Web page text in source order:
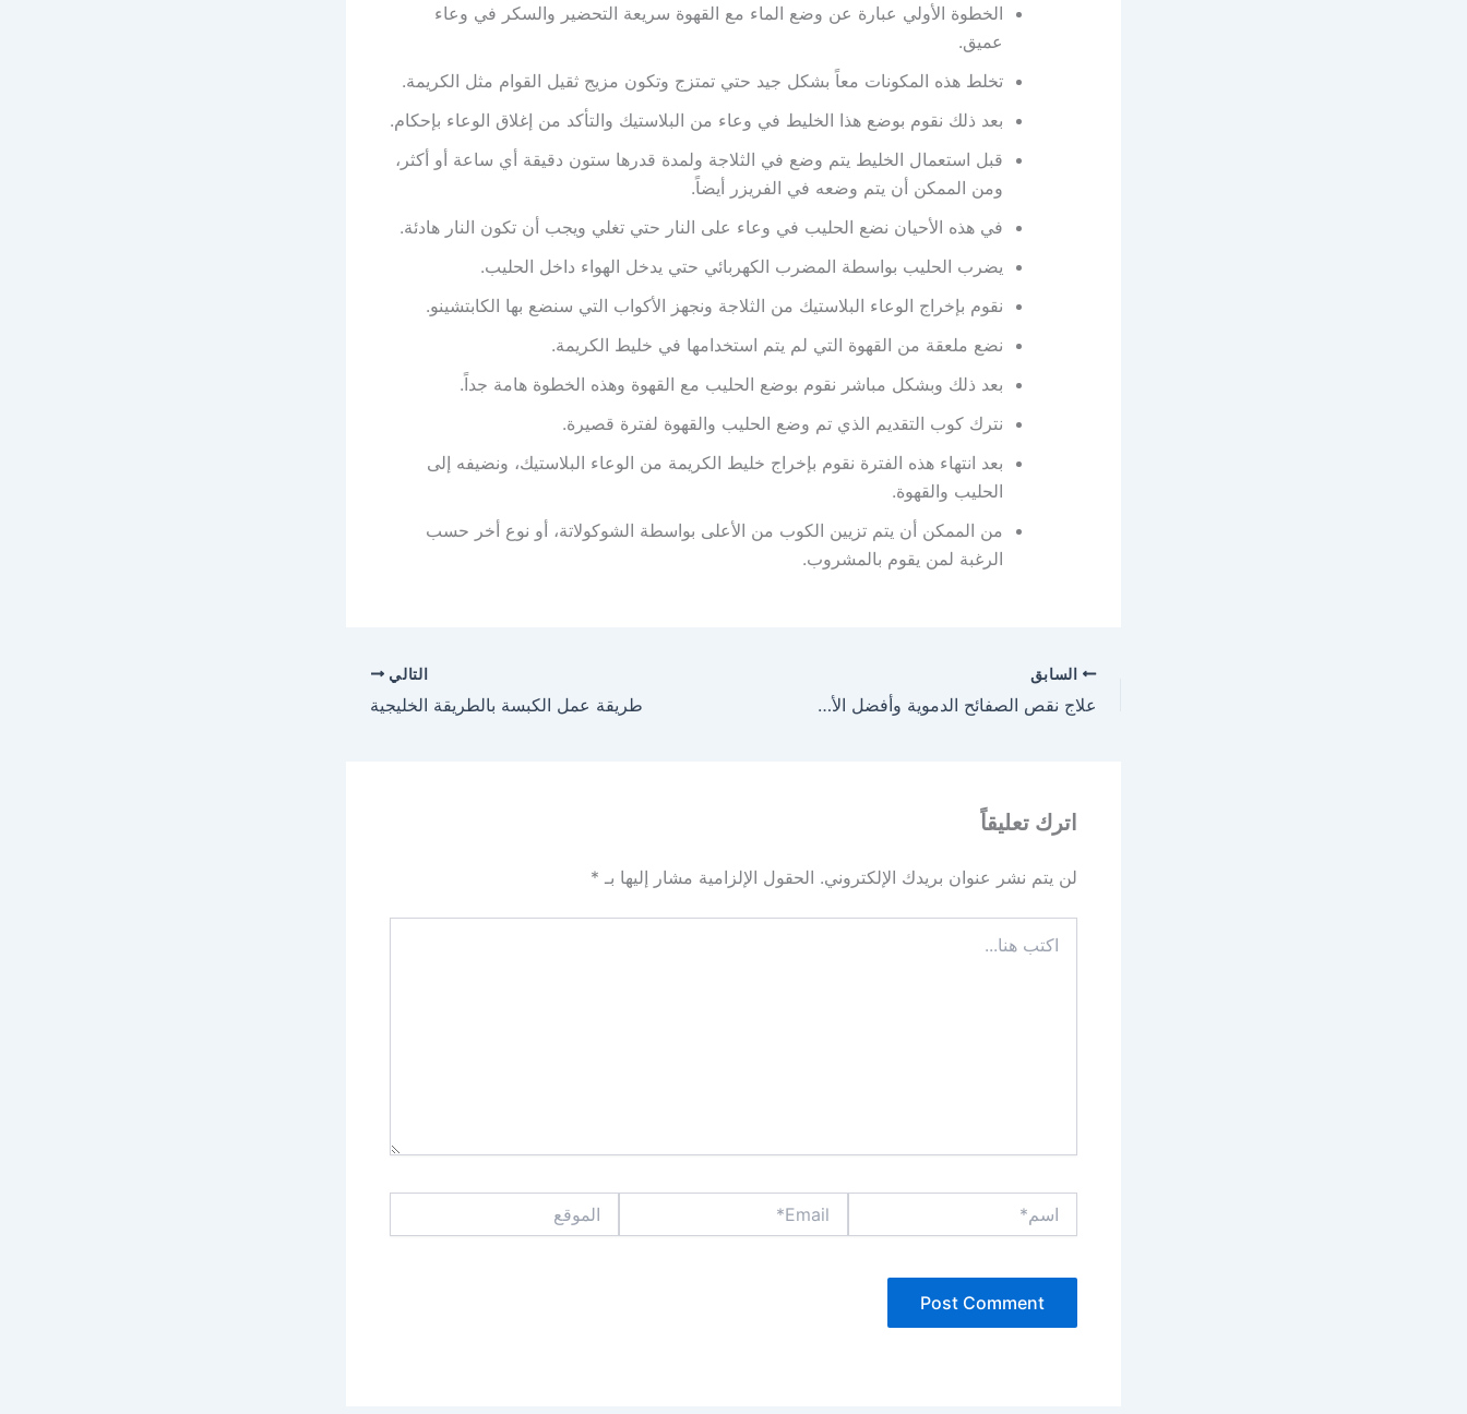
الخطوة الأولي عبارة عن وضع الماء مع القهوة سريعة التحضير والسكر في وعاء
عميق.
تخلط هذه المكونات معاً بشكل جيد حتي تمتزج وتكون مزيج ثقيل القوام مثل الكريمة.
بعد ذلك نقوم بوضع هذا الخليط في وعاء من البلاستيك والتأكد من إغلاق الوعاء بإحكام.
قبل استعمال الخليط يتم وضع في الثلاجة ولمدة قدرها ستون دقيقة أي ساعة أو أكثر،
ومن الممكن أن يتم وضعه في الفريزر أيضاً.
في هذه الأحيان نضع الحليب في وعاء على النار حتي تغلي ويجب أن تكون النار هادئة.
يضرب الحليب بواسطة المضرب الكهربائي حتي يدخل الهواء داخل الحليب.
نقوم بإخراج الوعاء البلاستيك من الثلاجة ونجهز الأكواب التي سنضع بها الكابتشينو.
نضع ملعقة من القهوة التي لم يتم استخدامها في خليط الكريمة.
بعد ذلك وبشكل مباشر نقوم بوضع الحليب مع القهوة وهذه الخطوة هامة جداً.
نترك كوب التقديم الذي تم وضع الحليب والقهوة لفترة قصيرة.
بعد انتهاء هذه الفترة نقوم بإخراج خليط الكريمة من الوعاء البلاستيك، ونضيفه إلى
الحليب والقهوة.
من الممكن أن يتم تزيين الكوب من الأعلى بواسطة الشوكولاتة، أو نوع أخر حسب
الرغبة لمن يقوم بالمشروب.
السابق
علاج نقص الصفائح الدموية وأفضل الأطعمة في علاج هذا النقص
التالي
طريقة عمل الكبسة بالطريقة الخليجية
اترك تعليقاً
لن يتم نشر عنوان بريدك الإلكتروني. الحقول الإلزامية مشار إليها بـ *
هنا...